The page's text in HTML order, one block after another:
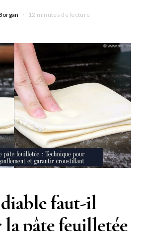
12 minutes de lecture
faut-il
pâte feuilletée